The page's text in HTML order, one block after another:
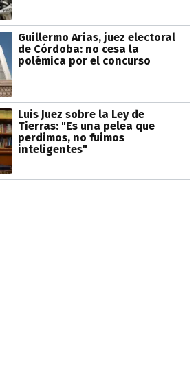
Guillermo Arias, juez electoral
de Córdoba: no cesa la
polémica por el concurso
Luis Juez sobre la Ley de
Tierras: "Es una pelea que
perdimos, no fuimos
inteligentes"